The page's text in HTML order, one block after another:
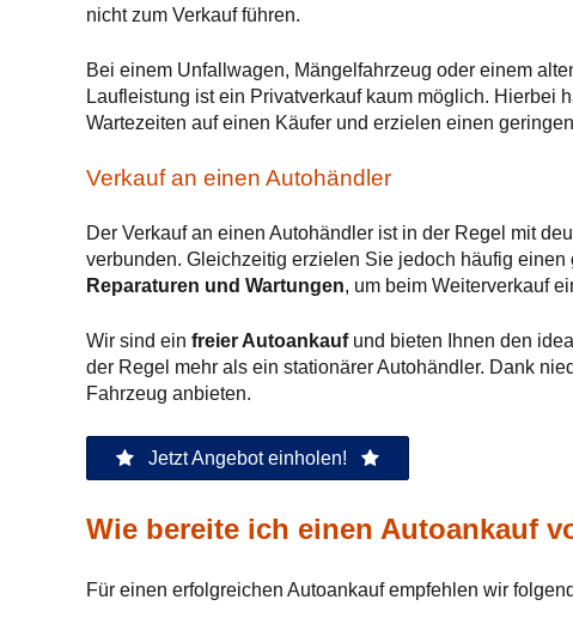
nicht zum Verkauf führen.
Bei einem Unfallwagen, Mängelfahrzeug oder einem
Laufleistung ist ein Privatverkauf kaum möglich. Hierbei
Wartezeiten auf einen Käufer und erzielen einen
Verkauf an einen Autohändler
Der Verkauf an einen Autohändler ist in der Regel mit
verbunden. Gleichzeitig erzielen Sie jedoch häufig einen
Reparaturen und Wartungen, um beim Weiterverkauf
Wir sind ein freier Autoankaufund bieten Ihnen den
der Regel mehr als ein stationärer Autohändler. Dank
Fahrzeug anbieten.
Jetzt Angebot einholen!
Wie bereite ich einen Autoankauf
Für einen erfolgreichen Autoankauf empfehlen wir